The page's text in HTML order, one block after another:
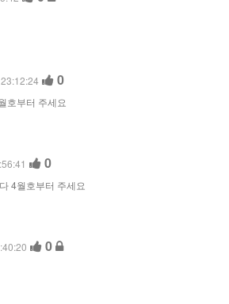
0
호부터 주세요
0
4월호부터 주세요
0